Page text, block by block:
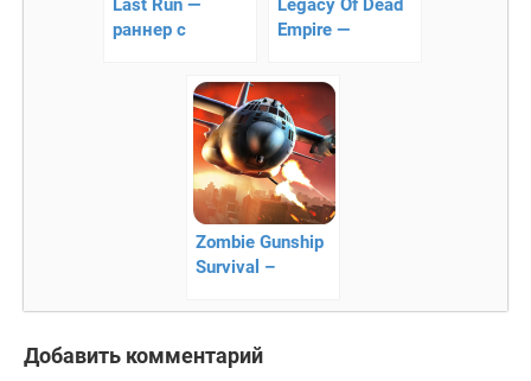
Last Run —
раннер с
количеством
Legacy Of Dead
Empire —
мертвой
империи
Zombie Gunship
Survival –
зомби с
воздуха!
Добавить комментарий